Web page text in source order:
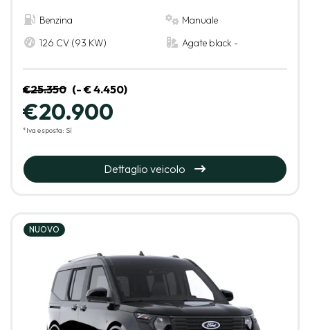
Benzina
Manuale
126 CV (93 KW)
Agate black -
€25.350 (- € 4.450)
€20.900
*Iva esposta: Sì
Dettaglio veicolo
NUOVO